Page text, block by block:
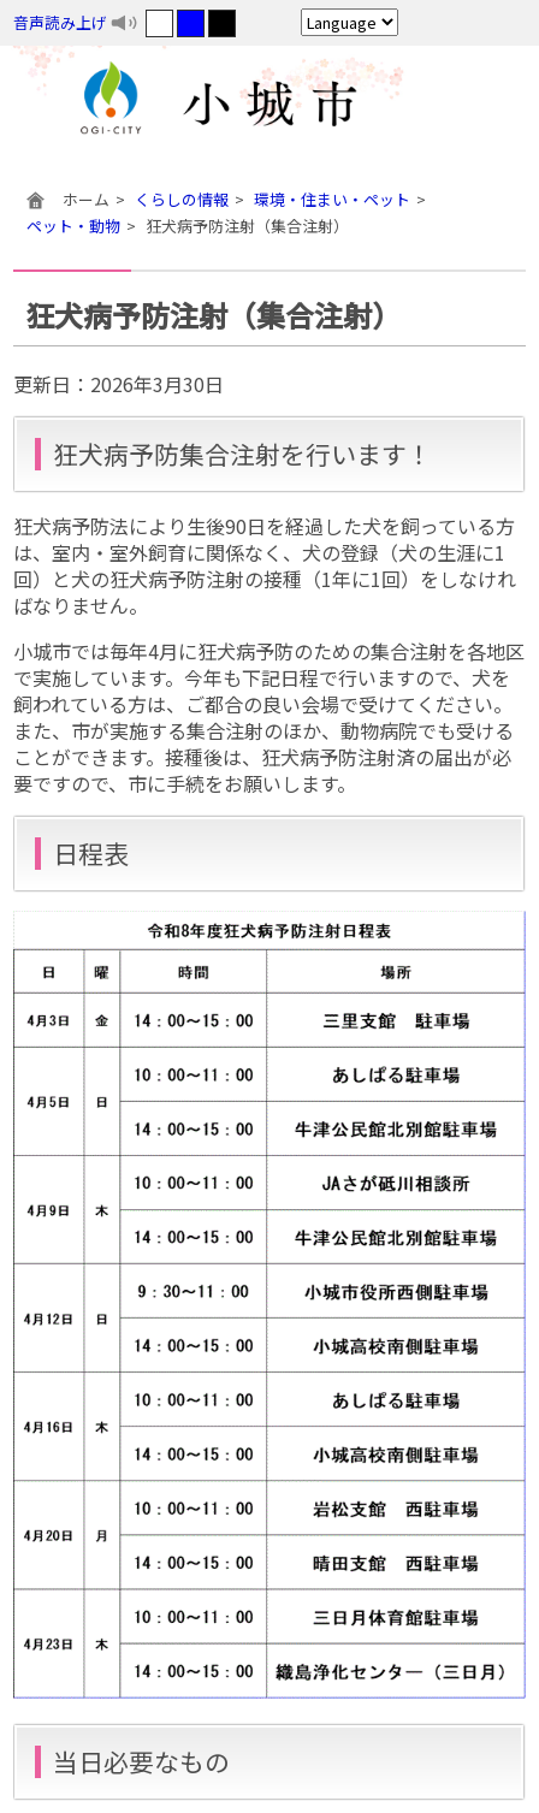
音声読み上げ
ホーム くらしの情報
環境・住まい・ペット
ペット・動物
狂犬病予防注射（集合注射）
狂犬病予防注射（集合注射）
更新日： 2026年3月30日
狂犬病予防集合注射を行います！
狂犬病予防法により生後90日を経過した犬を飼っている方
は、室内・室外飼育に関係なく、犬の登録（犬の生涯に1
回）と犬の狂犬病予防注射の接種（1年に1回）をしなけれ
ばなりません。
小城市では毎年4月に狂犬病予防のための集合注射を各地区
で実施しています。今年も下記日程で行いますので、犬を
飼われている方は、ご都合の良い会場で受けてください。
また、市が実施する集合注射のほか、動物病院でも受ける
ことができます。接種後は、狂犬病予防注射済の届出が必
要ですので、市に手続をお願いします。
日程表
当日必要なもの